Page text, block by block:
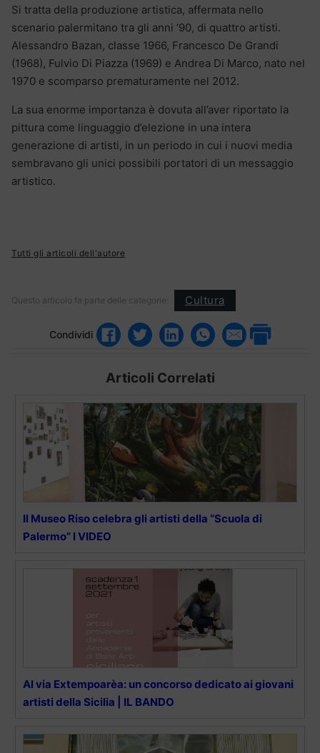
Si tratta della produzione artistica, affermata nello
scenario palermitano tra gli anni ’90, di quattro artisti.
Alessandro Bazan, classe 1966, Francesco De Grandi
(1968), Fulvio Di Piazza (1969) e Andrea Di Marco, nato nel
1970 e scomparso prematuramente nel 2012.
La sua enorme importanza è dovuta all’aver riportato la
pittura come linguaggio d’elezione in una intera
generazione di artisti, in un periodo in cui i nuovi media
sembravano gli unici possibili portatori di un messaggio
artistico.
Tutti gli articoli dell'autore
Questo articolo fa parte delle categorie: Cultura
Condividi
Articoli Correlati
Il Museo Riso celebra gli artisti della “Scuola di
Palermo” I VIDEO
Al via Extempoarèa: un concorso dedicato ai giovani
artisti della Sicilia | IL BANDO